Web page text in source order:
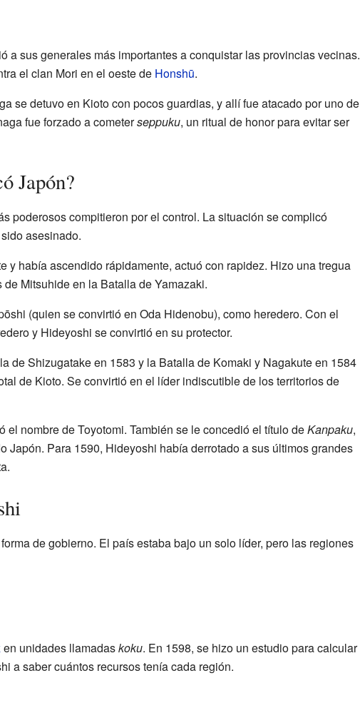
a sus generales más importantes a conquistar las provincias vecinas.
el clan Mori en el oeste de Honshū.
se detuvo en Kioto con pocos guardias, y allí fue atacado por uno de
fue forzado a cometerseppuku, un ritual de honor para evitar ser
Japón?
poderosos compitieron por el control. La situación se complicó
asesinado.
y había ascendido rápidamente, actuó con rapidez. Hizo una tregua
Mitsuhide en la Batalla de Yamazaki.
(quien se convirtió en Oda Hidenobu), como heredero. Con el
y Hideyoshi se convirtió en su protector.
de Shizugatake en 1583 y la Batalla de Komaki y Nagakute en 1584
de Kioto. Se convirtió en el líder indiscutible de los territorios de
nombre de Toyotomi. También se le concedió el título deKanpaku,
Para 1590, Hideyoshi había derrotado a sus últimos grandes
de gobierno. El país estaba bajo un solo líder, pero las regiones
en unidades llamadaskoku. En 1598, se hizo un estudio para calcular
a saber cuántos recursos tenía cada región.